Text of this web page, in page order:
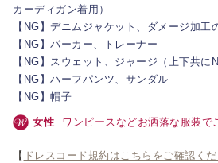
カーディガン着用）
【NG】デニムジャケット、ダメージ加工
【NG】パーカー、トレーナー
【NG】スウェット、ジャージ（上下共に
【NG】ハーフパンツ、サンダル
【NG】帽子
女性 ワンピースなどお洒落な服装で
【 ドレスコード規約はこちらをご確認く